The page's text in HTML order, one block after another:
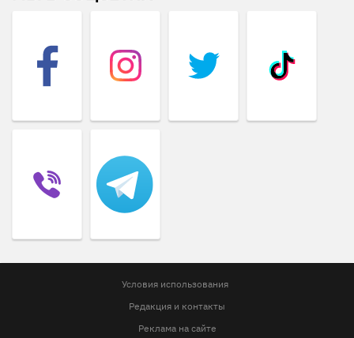
Условия использования
Редакция и контакты
Реклама на сайте